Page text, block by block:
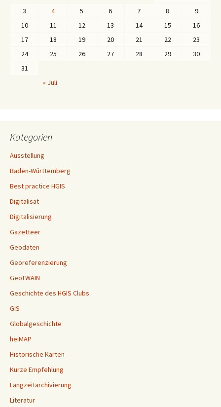
3
4 5 6 7 8
9
10
11 12 13 14 15
16
17
18 19 20 21 22
23
24
25 26 27 28 29
30
31
« Juli
Kategorien
Ausstellung
Baden-Württemberg
Best practice HGIS
Digitalisat
Digitalisierung
Gazetteer
Geodaten
Georeferenzierung
GeoTWAIN
Geschichte des HGIS Clubs
GIS
Globalgeschichte
heiMAP
Historische Karten
Kurze Empfehlung
Langzeitarchivierung
Literatur